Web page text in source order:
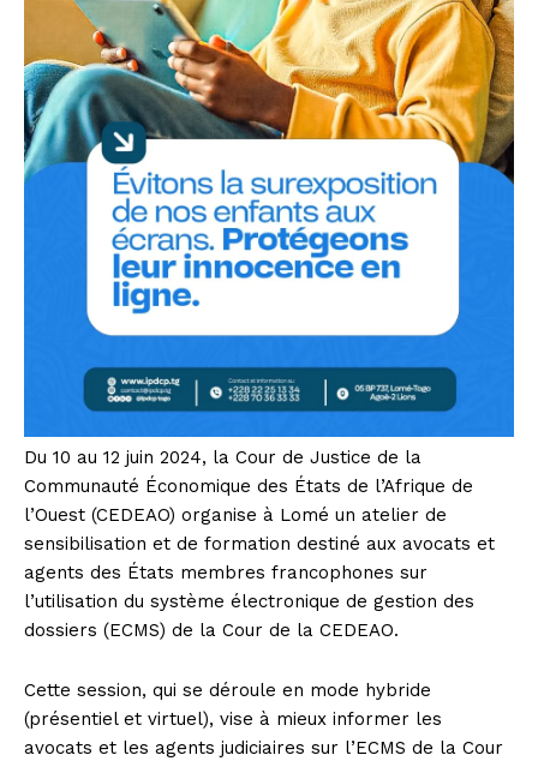
Du 10 au 12 juin 2024, la Cour de Justice de la
Communauté Économique des États de l’Afrique de
l’Ouest (CEDEAO) organise à Lomé un atelier de
sensibilisation et de formation destiné aux avocats et
agents des États membres francophones sur
l’utilisation du système électronique de gestion des
dossiers (ECMS) de la Cour de la CEDEAO.
Cette session, qui se déroule en mode hybride
(présentiel et virtuel), vise à mieux informer les
avocats et les agents judiciaires sur l’ECMS de la Cour